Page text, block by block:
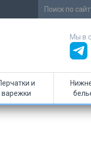
Мы в
и
варежки